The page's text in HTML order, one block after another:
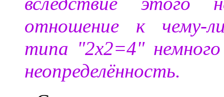
отношение к чему-
типа "2х2=4"
неопределённость.